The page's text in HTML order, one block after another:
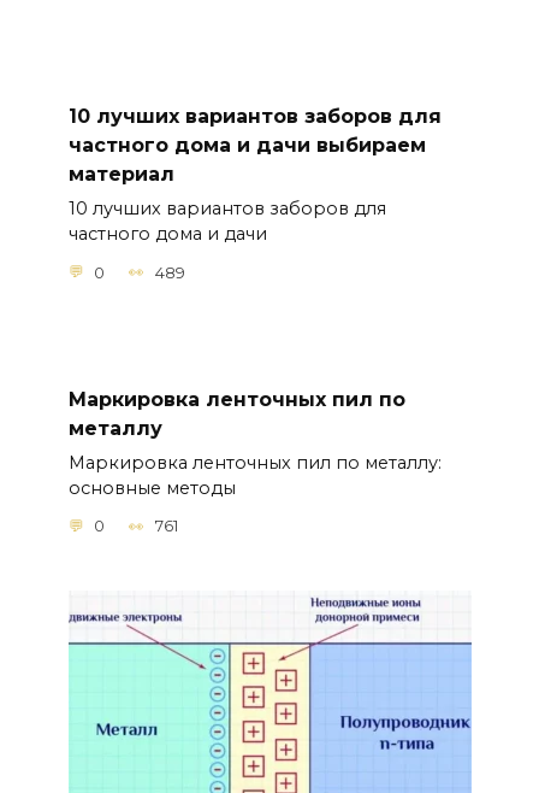
10 лучших вариантов заборов для
частного дома и дачи выбираем
материал
10 лучших вариантов заборов для
частного дома и дачи
0 489
Маркировка ленточных пил по
металлу
Маркировка ленточных пил по металлу:
основные методы
0 761